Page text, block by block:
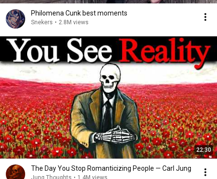
Philomena Cunk best moments
Snekers • 2.8M views
22:30
The Day You Stop Romanticizing People — Carl Jung
Jung Thoughts • 1.4M views